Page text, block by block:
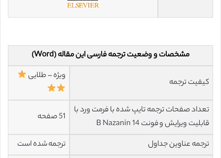
مشخصات و وضعیت ترجمه فارسی این مقاله (Word)
کیفیت ترجمه
ویژه – طلایی
تعداد صفحات ترجمه تایپ شده با فرمت ورد با
قابلیت ویرایش و فونت 14 B Nazanin
51 صفحه
ترجمه عناوین جداول
ترجمه شده است